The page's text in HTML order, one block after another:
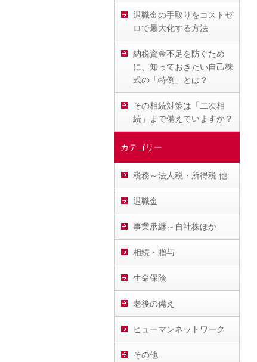
退職金の手取りをコストゼ
ロで最大化する方法
納税資金不足を防ぐため
に、知っておきたい自己株
式の「特例」とは？
その相続対策は「二次相
続」まで備えていますか？
カテゴリー
税務～法人税・所得税 他
退職金
事業承継～自社株ほか
相続・贈与
生命保険
老後の備え
ヒューマンネットワーク
その他